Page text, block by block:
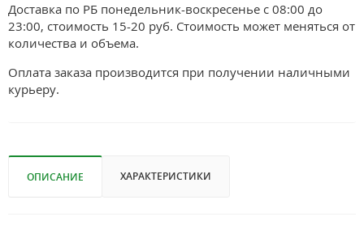
Доставка по РБ понедельник-воскресенье с 08:00 до
23:00, стоимость 15-20 руб. Стоимость может меняться от
количества и объема.
Оплата заказа производится при получении наличными
курьеру.
ОПИСАНИЕ ХАРАКТЕРИСТИКИ